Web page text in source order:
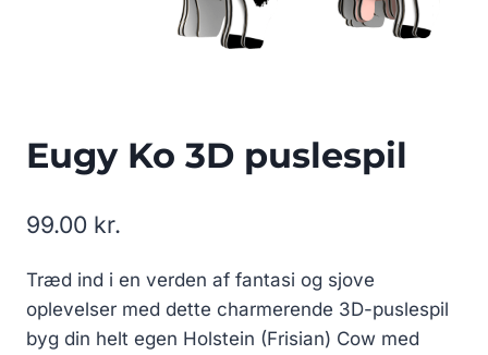
Eugy Ko 3D puslespil
99.00 kr.
Træd ind i en verden af fantasi og sjove
oplevelser med dette charmerende 3D-puslespil
byg din helt egen Holstein (Frisian) Cow med